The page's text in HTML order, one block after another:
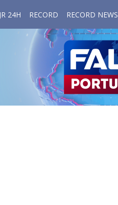
JR 24H RECORD RECORD NEWS